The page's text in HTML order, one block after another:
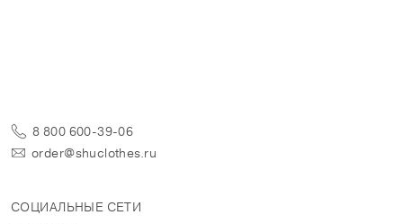
8 800 600-39-06
order@shuclothes.ru
СОЦИАЛЬНЫЕ СЕТИ